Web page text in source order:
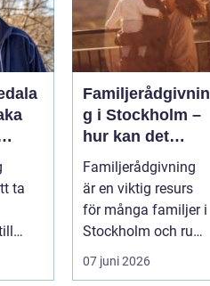
ta
en
Familjerådgivnin
g i Stockholm –
hur kan det
hjälpa dig och
din familj
Familjerådgivning
är en viktig resurs
för många familjer i
Stockholm och runt
07 juni 2026